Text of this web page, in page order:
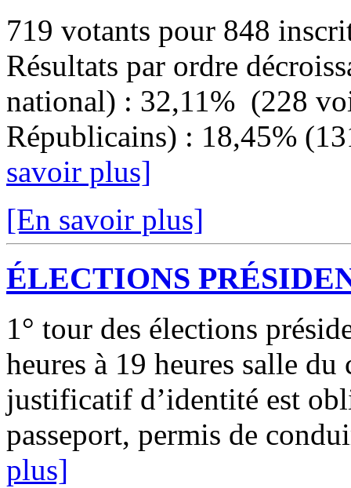
719 votants pour 848
Résultats par ordre
national) : 32,11% (228
Républicains) : 18,45%
savoir plus]
[En savoir plus]
ÉLECTIONS
1° tour des élections
heures à 19 heures salle
justificatif d’identité est
passeport, permis de
plus]